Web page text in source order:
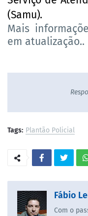
(Samu).
Mais
em atualização..
Tags: Plantão Policial
Fábio
Com o